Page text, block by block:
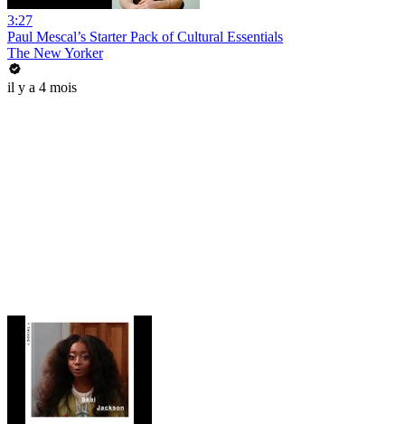
3:27
Paul Mescal’s Starter Pack of Cultural Essentials
The New Yorker
il y a 4 mois